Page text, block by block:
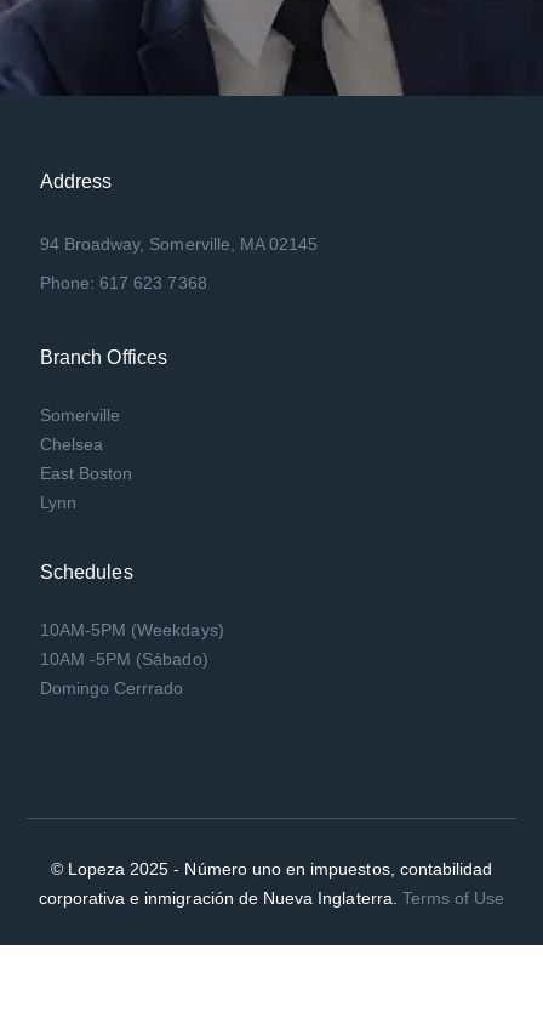
Address
94 Broadway, Somerville, MA 02145
Phone: 617 623 7368
Branch Offices
Somerville
Chelsea
East Boston
Lynn
Schedules
10AM-5PM (Weekdays)
10AM -5PM (Sábado)
Domingo Cerrrado
© Lopeza 2025 - Número uno en impuestos, contabilidad
corporativa e inmigración de Nueva Inglaterra. Terms of Use